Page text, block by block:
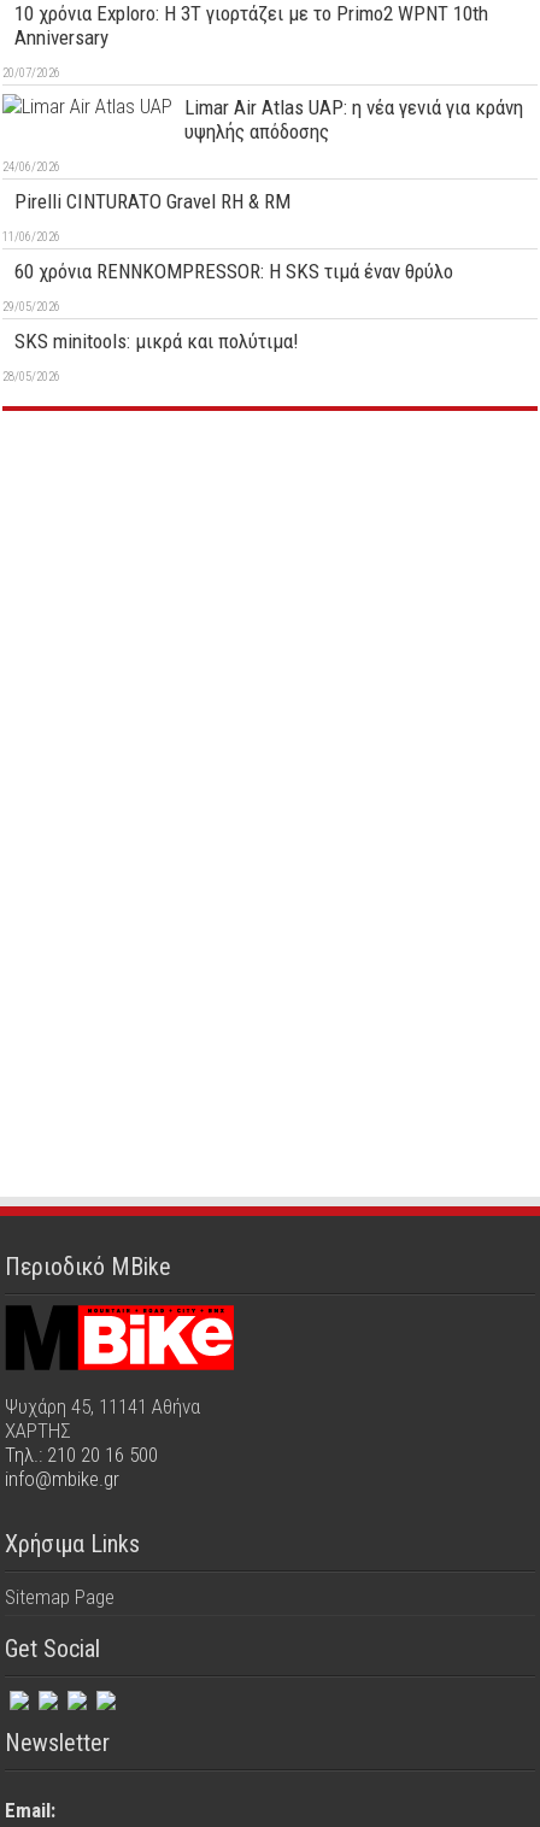
10 χρόνια Exploro: Η 3T γιορτάζει με το Primo2 WPNT 10th
Anniversary
20/07/2026
Limar Air Atlas UAP: η νέα γενιά για κράνη
υψηλής απόδοσης
24/06/2026
Pirelli CINTURATO Gravel RH & RM
11/06/2026
60 χρόνια RENNKOMPRESSOR: Η SKS τιμά έναν θρύλο
29/05/2026
SKS minitools: μικρά και πολύτιμα!
28/05/2026
Περιοδικό MBike
Ψυχάρη 45, 11141 Αθήνα
ΧΑΡΤΗΣ
Τηλ.: 210 20 16 500
info@mbike.gr
Χρήσιμα Links
Sitemap Page
Get Social
Newsletter
Email: